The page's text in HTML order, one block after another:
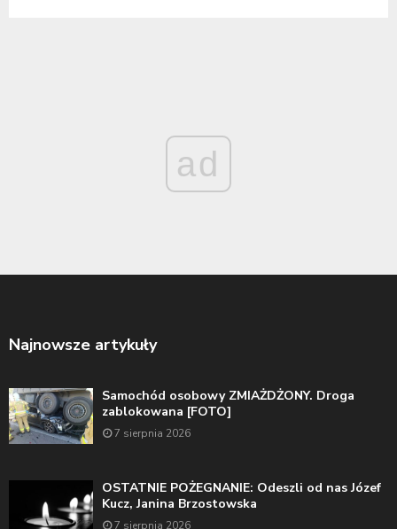
ad
Najnowsze artykuły
Samochód osobowy ZMIAŻDŻONY. Droga
zablokowana [FOTO]
7 sierpnia 2026
OSTATNIE POŻEGNANIE: Odeszli od nas Józef
Kucz, Janina Brzostowska
7 sierpnia 2026